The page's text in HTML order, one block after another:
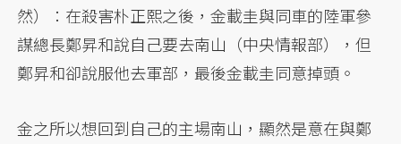
然）：在殺害朴正熙之後，金載圭與同車的陸軍參
謀總長鄭昇和說自己要去南山（中央情報部），但
鄭昇和卻說服他去軍部，最後金載圭同意掉頭。
金之所以想回到自己的主場南山，顯然是意在與鄭